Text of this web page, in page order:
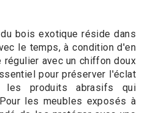
bois exotique réside dans
le temps, à condition d'en
régulier avec un chiffon doux
pour préserver l'éclat
les produits abrasifs qui
les meubles exposés à